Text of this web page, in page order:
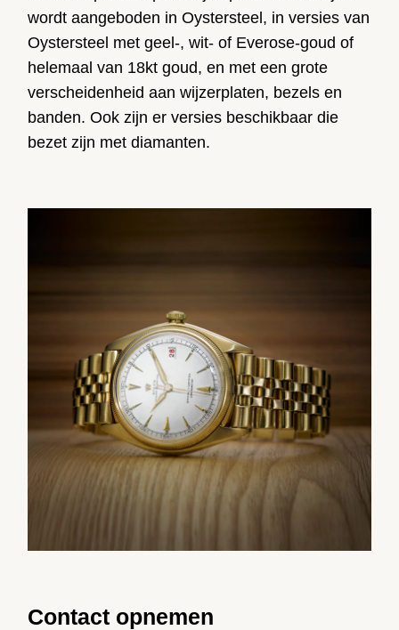
wordt aangeboden in Oystersteel, in versies van
Oystersteel met geel-, wit- of Everose-goud of
helemaal van 18kt goud, en met een grote
verscheidenheid aan wijzerplaten, bezels en
banden. Ook zijn er versies beschikbaar die
bezet zijn met diamanten.
Contact opnemen